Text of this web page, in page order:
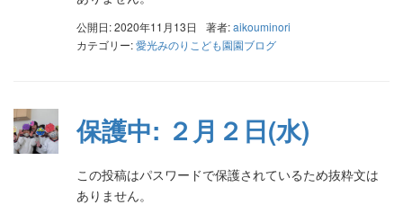
公開日: 2020年11月13日 著者:aikouminori
カテゴリー:愛光みのりこども園園ブログ
保護中: ２月２日(水)
この投稿はパスワードで保護されているため抜粋文は
ありません。